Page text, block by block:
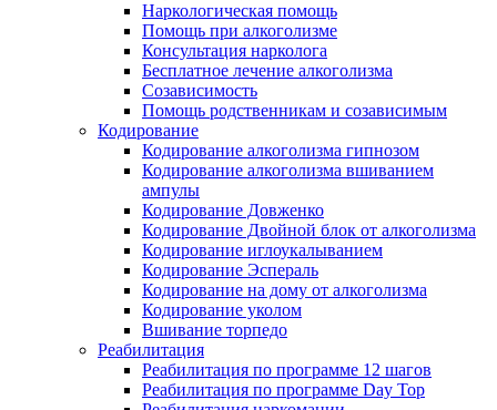
Наркологическая помощь
Помощь при алкоголизме
Консультация нарколога
Бесплатное лечение алкоголизма
Созависимость
Помощь родственникам и созависимым
Кодирование
Кодирование алкоголизма гипнозом
Кодирование алкоголизма вшиванием
ампулы
Кодирование Довженко
Кодирование Двойной блок от алкоголизма
Кодирование иглоукалыванием
Кодирование Эспераль
Кодирование на дому от алкоголизма
Кодирование уколом
Вшивание торпедо
Реабилитация
Реабилитация по программе 12 шагов
Реабилитация по программе Day Top